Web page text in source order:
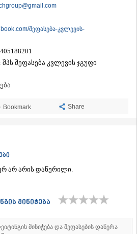
შეფასება-კვლევის-
405188201
შპს შეფასება კვლევის ჯგუფი
Bookmark Share
არ არის დაწერილი.
მინიჭება
მინიჭება და შეფასების დაწერა